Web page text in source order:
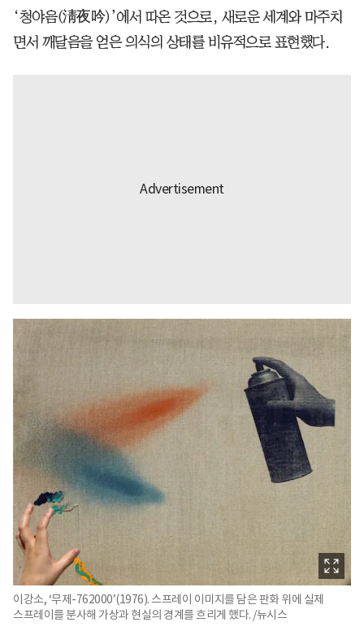
‘청야음(淸夜吟)’에서 따온 것으로, 새로운 세계와 마주치
면서 깨달음을 얻은 의식의 상태를 비유적으로 표현했다.
이강소, ‘무제-762000’(1976). 스프레이 이미지를 담은 판화 위에 실제
스프레이를 분사해 가상과 현실의 경계를 흐리게 했다. /뉴시스